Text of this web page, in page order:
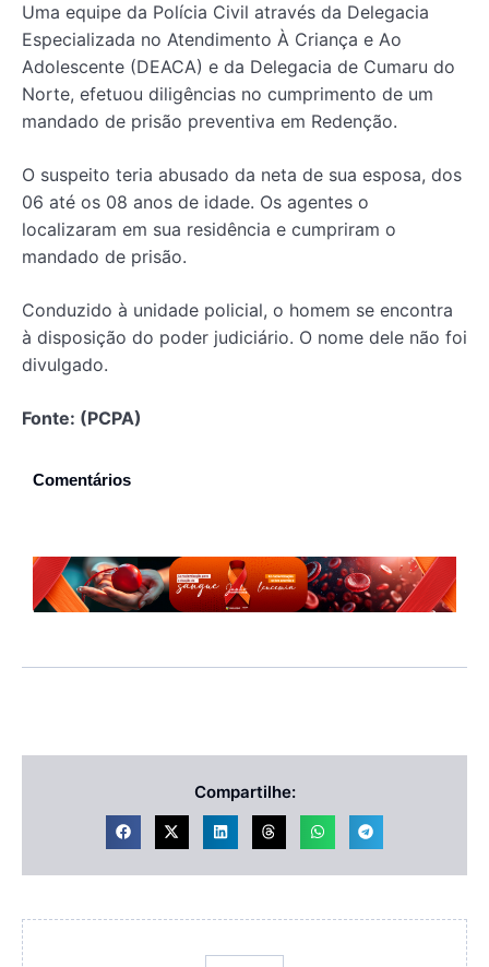
Uma equipe da Polícia Civil através da Delegacia
Especializada no Atendimento À Criança e Ao
Adolescente (DEACA) e da Delegacia de Cumaru do
Norte, efetuou diligências no cumprimento de um
mandado de prisão preventiva em Redenção.
O suspeito teria abusado da neta de sua esposa, dos
06 até os 08 anos de idade. Os agentes o
localizaram em sua residência e cumpriram o
mandado de prisão.
Conduzido à unidade policial, o homem se encontra
à disposição do poder judiciário. O nome dele não foi
divulgado.
Fonte: (PCPA)
Comentários
Compartilhe: